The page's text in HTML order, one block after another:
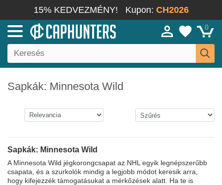
15% KEDVEZMÉNY! Kupon: CH2026
0
Sapkák: Minnesota Wild
Sapkák: Minnesota Wild
A Minnesota Wild jégkorongcsapat az NHL egyik legnépszerűbb
csapata, és a szurkolók mindig a legjobb módot keresik arra,
hogy kifejezzék támogatásukat a mérkőzések alatt. Ha te is